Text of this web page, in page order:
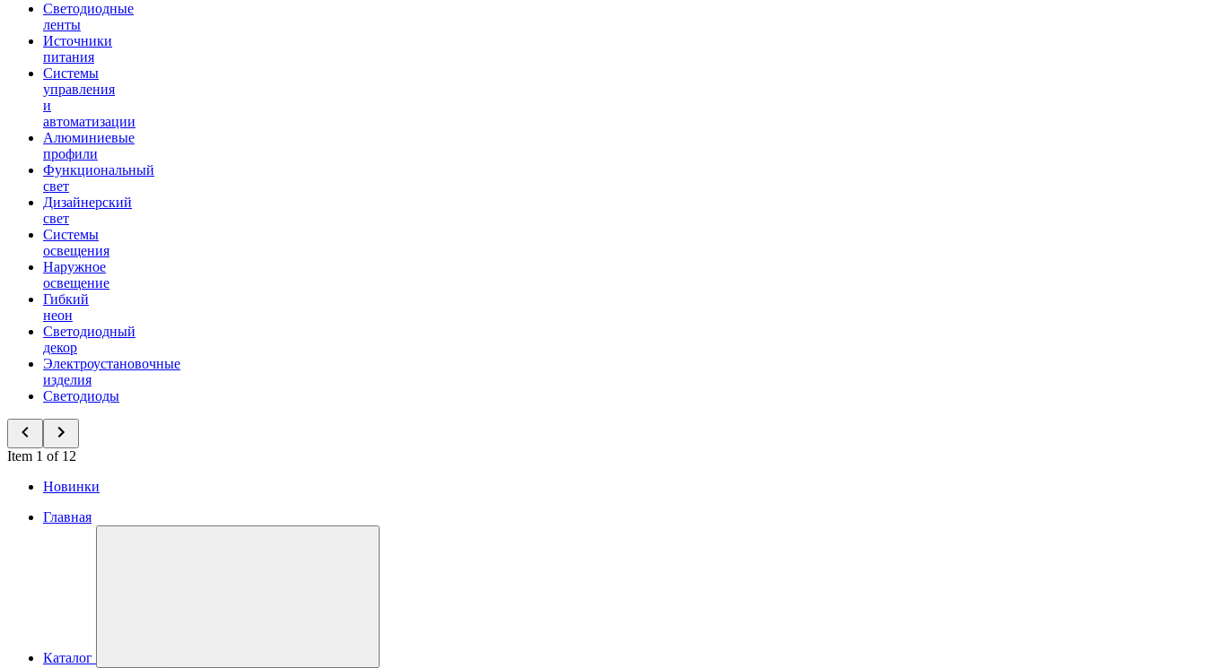
Светодиодные
ленты
Источники
питания
Системы
управления
и
автоматизации
Алюминиевые
профили
Функциональный
свет
Дизайнерский
свет
Системы
освещения
Наружное
освещение
Гибкий
неон
Светодиодный
декор
Электроустановочные
изделия
Светодиоды
Item 1 of 12
Новинки
Главная
Каталог